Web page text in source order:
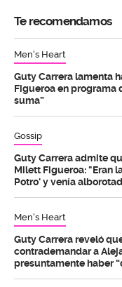
Te recomendamos
Men's Heart
Guty Carrera lamenta
Figueroa en programa
suma”
Gossip
Guty Carrera admite
Milett Figueroa: "Eran
Potro' y venía
Men's Heart
Guty Carrera reveló
contrademandar a
presuntamente haber